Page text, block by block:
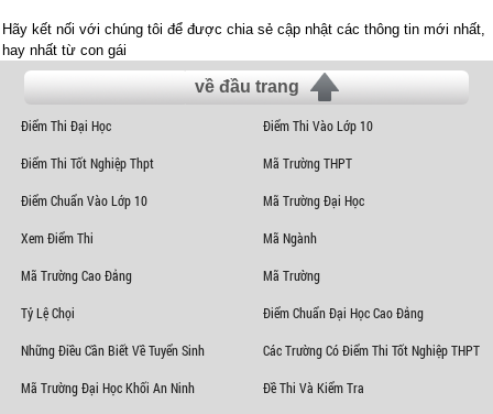
Hãy kết nối với chúng tôi để được chia sẻ cập nhật các thông tin mới nhất,
hay nhất từ con gái
về đầu trang
Điểm Thi Đại Học Điểm Thi Vào Lớp 10
Điểm Thi Tốt Nghiệp Thpt Mã Trường THPT
Điểm Chuẩn Vào Lớp 10 Mã Trường Đại Học
Xem Điểm Thi Mã Ngành
Mã Trường Cao Đẳng Mã Trường
Tỷ Lệ Chọi Điểm Chuẩn Đại Học Cao Đẳng
Những Điều Cần Biết Về Tuyển Sinh Các Trường Có Điểm Thi Tốt Nghiệp THPT
Mã Trường Đại Học Khối An Ninh Đề Thi Và Kiểm Tra